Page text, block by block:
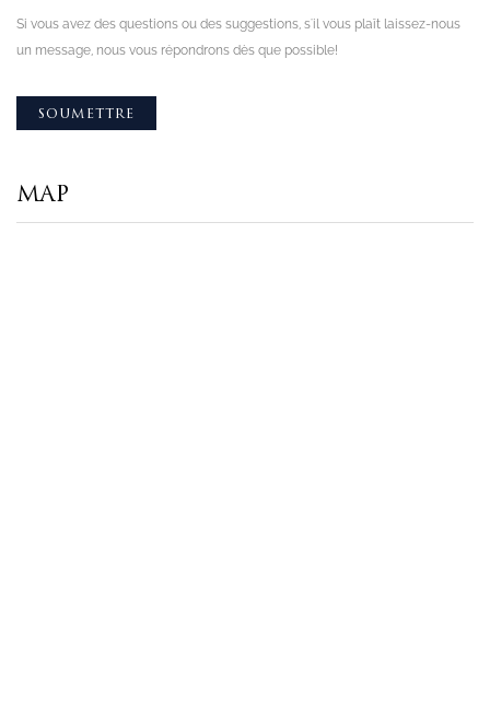
Si vous avez des questions ou des suggestions, s'il vous plaît laissez-nous
un message, nous vous répondrons dès que possible!
MAP